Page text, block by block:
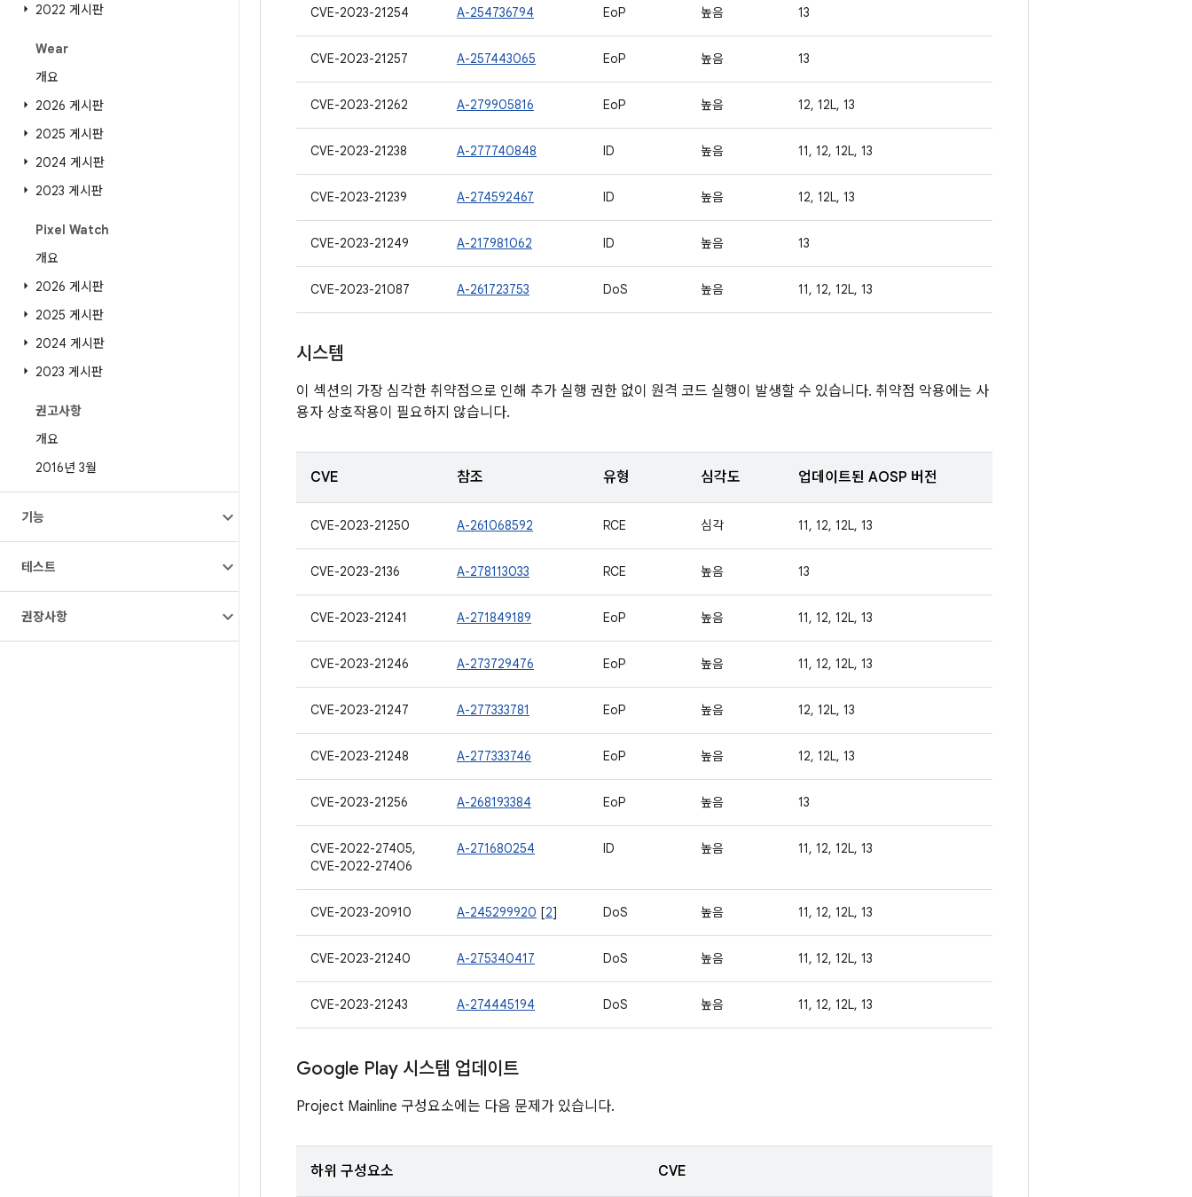
2022 게시판
Wear
개요
2026 게시판
2025 게시판
2024 게시판
2023 게시판
Pixel Watch
개요
2026 게시판
2025 게시판
2024 게시판
2023 게시판
권고사항
개요
2016년 3월
기능
테스트
권장사항
CVE-2023-21254 A-254736794 EoP 높음 13
CVE-2023-21257 A-257443065 EoP 높음 13
CVE-2023-21262 A-279905816 EoP 높음 12, 12L, 13
CVE-2023-21238 A-277740848 ID 높음 11, 12, 12L, 13
CVE-2023-21239 A-274592467 ID 높음 12, 12L, 13
CVE-2023-21249 A-217981062 ID 높음 13
CVE-2023-21087 A-261723753 DoS 높음 11, 12, 12L, 13
시스템
이 섹션의 가장 심각한 취약점으로 인해 추가 실행 권한 없이 원격 코드 실행이 발생할 수 있습니다. 취약점 악용에는 사
용자 상호작용이 필요하지 않습니다.
CVE 참조 유형 심각도 업데이트된 AOSP 버전
CVE-2023-21250 A-261068592 RCE 심각 11, 12, 12L, 13
CVE-2023-2136 A-278113033 RCE 높음 13
CVE-2023-21241 A-271849189 EoP 높음 11, 12, 12L, 13
CVE-2023-21246 A-273729476 EoP 높음 11, 12, 12L, 13
CVE-2023-21247 A-277333781 EoP 높음 12, 12L, 13
CVE-2023-21248 A-277333746 EoP 높음 12, 12L, 13
CVE-2023-21256 A-268193384 EoP 높음 13
CVE-2022-27405,
CVE-2022-27406
A-271680254 ID 높음 11, 12, 12L, 13
CVE-2023-20910 A-245299920 [2] DoS 높음 11, 12, 12L, 13
CVE-2023-21240 A-275340417 DoS 높음 11, 12, 12L, 13
CVE-2023-21243 A-274445194 DoS 높음 11, 12, 12L, 13
Google Play 시스템 업데이트
Project Mainline 구성요소에는 다음 문제가 있습니다.
하위 구성요소 CVE